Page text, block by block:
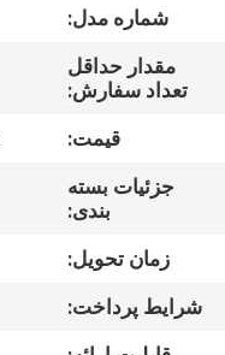
کارخانه
کنترل
تماس
شماره مدل:
مقدار حداقل
تعداد سفارش:
قیمت:
جزئیات بسته
بندی:
زمان تحویل:
شرایط پرداخت: